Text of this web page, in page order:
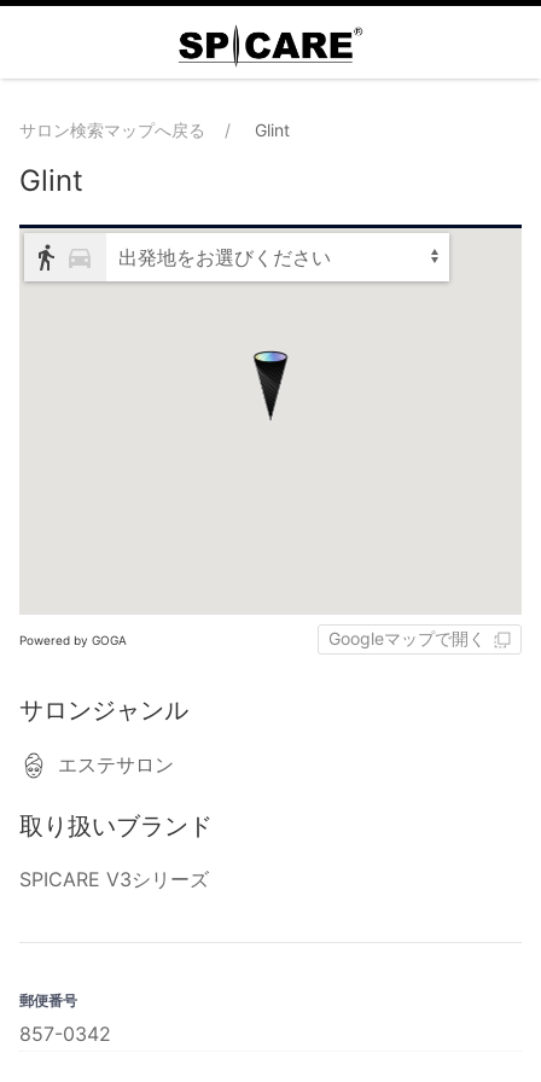
サロン検索マップへ戻る Glint
Glint
出発地をお選びください
Powered by GOGA Googleマップで開く
サロンジャンル
エステサロン
取り扱いブランド
SPICARE V3シリーズ
郵便番号
857-0342